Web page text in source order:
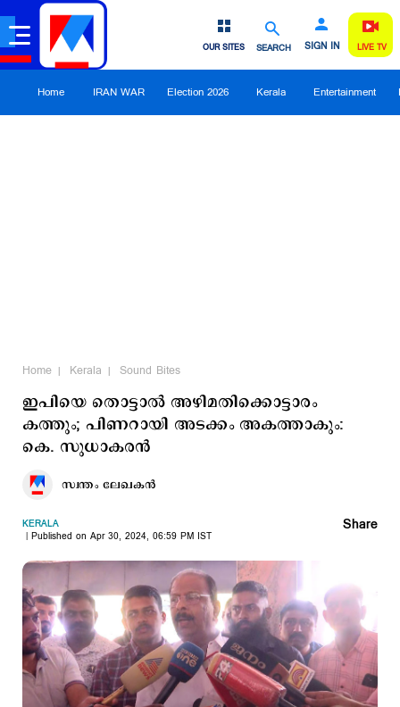
SEARCH SIGN IN
OUR SITES LIVE TV
Home IRAN WAR Election 2026 Kerala Entertainment
Home Kerala Sound Bites
ഇപിയെ തൊട്ടാല്‍ അഴിമതിക്കൊട്ടാരം
കത്തും; പിണറായി അടക്കം അകത്താകും:
കെ. സുധാകരന്‍
സ്വന്തം ലേഖകൻ
KERALA
Published on Apr 30, 2024, 06:59 PM IST
Share